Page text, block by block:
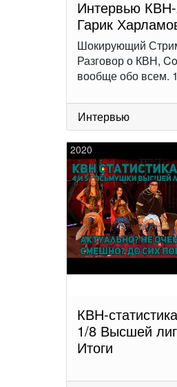
Интервью
Гарик
Шокирующий
Разговор о КВН,
вообще обо всем.
Интервью
2020
КВН-
1/8 Высшей
Итоги